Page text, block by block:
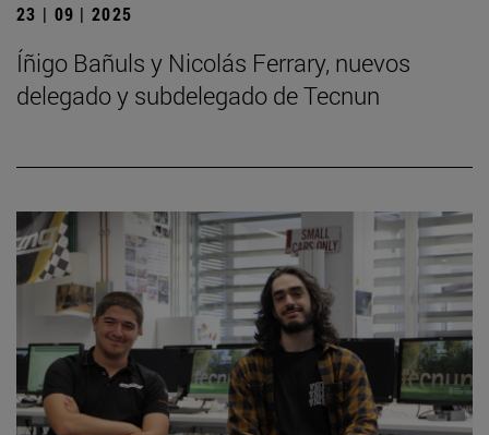
23 | 09 | 2025
Íñigo Bañuls y Nicolás Ferrary, nuevos
delegado y subdelegado de Tecnun